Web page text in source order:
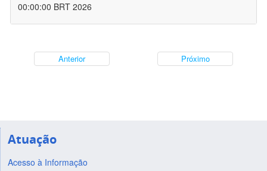
00:00:00 BRT 2026
Anterior Próximo
Atuação
Acesso à Informação